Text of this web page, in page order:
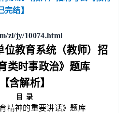
完结】
zl/jy/10074.html
位教育系统（教师）招
类时事政治》题库
【含解析】
目 录
精神的重要讲话》题库